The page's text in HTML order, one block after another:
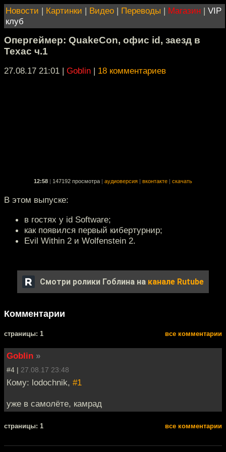
Новости | Картинки | Видео | Переводы | Магазин | VIP
клуб
Опергеймер: QuakeCon, офис id, заезд в
Техас ч.1
27.08.17 21:01 | Goblin | 18 комментариев
12:58 147192 просмотра аудиоверсия вконтакте скачать
В этом выпуске:
в гостях у id Software;
как появился первый кибертурнир;
Evil Within 2 и Wolfenstein 2.
Смотри ролики Гоблина на канале Rutube
Комментарии
cтраницы: 1 все комментарии
Goblin »
#4 | 27.08.17 23:48
Кому: lodochnik, #1
уже в самолёте, камрад
cтраницы: 1 все комментарии